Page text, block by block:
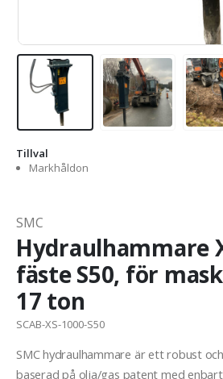
Tillval
Markhåldon
SMC
Hydraulhammare
fäste S50, för
17 ton
SCAB-XS-1000-S50
SMC hydraulhammare är ett robust
baserad på olja/gas patent med